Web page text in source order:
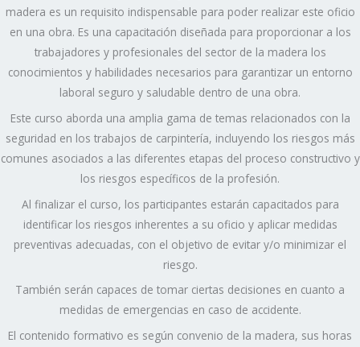
madera es un requisito indispensable para poder realizar este oficio
en una obra. Es una capacitación diseñada para proporcionar a los
trabajadores y profesionales del sector de la madera los
conocimientos y habilidades necesarios para garantizar un entorno
laboral seguro y saludable dentro de una obra.
Este curso aborda una amplia gama de temas relacionados con la
seguridad en los trabajos de carpintería, incluyendo los riesgos más
comunes asociados a las diferentes etapas del proceso constructivo y
los riesgos específicos de la profesión.
Al finalizar el curso, los participantes estarán capacitados para
identificar los riesgos inherentes a su oficio y aplicar medidas
preventivas adecuadas, con el objetivo de evitar y/o minimizar el
riesgo.
También serán capaces de tomar ciertas decisiones en cuanto a
medidas de emergencias en caso de accidente.
El contenido formativo es según convenio de la madera, sus horas